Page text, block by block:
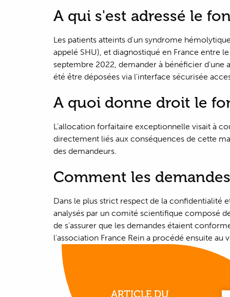
A qui s'est adressé le
Les patients atteints d'un syndrome
appelé SHU), et diagnostiqué en France entre
septembre 2022, demander à bénéficier
été être déposées via l'interface sécurisée
A quoi donne droit le
L’allocation forfaitaire exceptionnelle visait à
directement liés aux conséquences de cette
des demandeurs.
Comment les
Dans le plus strict respect de la confidentialité
analysés par un comité scientifique composé
de s’assurer que les demandes étaient
l'association France Rein a procédé ensuite au
ARTICLE DU